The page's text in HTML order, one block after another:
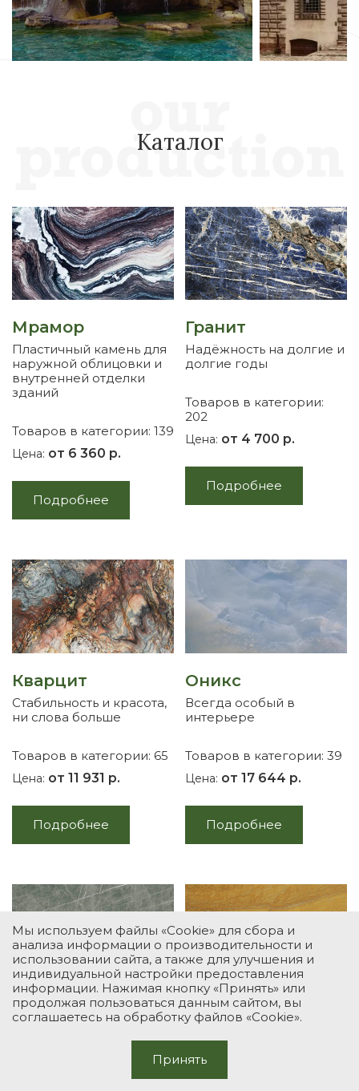
Каталог
Мрамор
Пластичный камень для
наружной облицовки и
внутренней отделки
зданий
Товаров в категории: 139
Цена: от 6 360 р.
Подробнее
Гранит
Надёжность на долгие и
долгие годы
Товаров в категории:
202
Цена: от 4 700 р.
Подробнее
Кварцит
Стабильность и красота,
ни слова больше
Товаров в категории: 65
Цена: от 11 931 р.
Подробнее
Оникс
Всегда особый в
интерьере
Товаров в категории: 39
Цена: от 17 644 р.
Подробнее
Керамический
камень
Товаров в категории: 34
Травертин
Удивительная простота,
возведённая в роскошь
Товаров в категории: 9
Мы используем файлы «Cookie» для сбора и
анализа информации о производительности и
использовании сайта, а также для улучшения и
индивидуальной настройки предоставления
информации. Нажимая кнопку «Принять» или
продолжая пользоваться данным сайтом, вы
соглашаетесь на обработку файлов «Cookie».
Принять